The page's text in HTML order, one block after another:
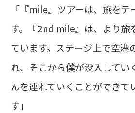
「『mile』ツアーは、旅をテ
す。『2nd mile』は、より旅
ています。ステージ上で空港
れ、そこから僕が没入してい
んを連れていくことができて
す」